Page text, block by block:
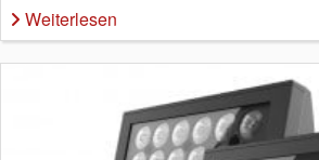
Weiterlesen